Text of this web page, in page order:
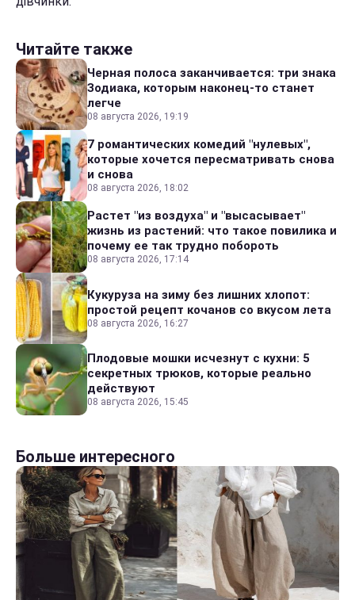
Читайте также
Черная полоса заканчивается: три знака
Зодиака, которым наконец-то станет
легче
08 августа 2026, 19:19
7 романтических комедий "нулевых",
которые хочется пересматривать снова
и снова
08 августа 2026, 18:02
Растет "из воздуха" и "высасывает"
жизнь из растений: что такое повилика и
почему ее так трудно побороть
08 августа 2026, 17:14
Кукуруза на зиму без лишних хлопот:
простой рецепт кочанов со вкусом лета
08 августа 2026, 16:27
Плодовые мошки исчезнут с кухни: 5
секретных трюков, которые реально
действуют
08 августа 2026, 15:45
Больше интересного